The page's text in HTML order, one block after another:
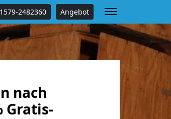
2482360 Angebot
nach
Gratis-